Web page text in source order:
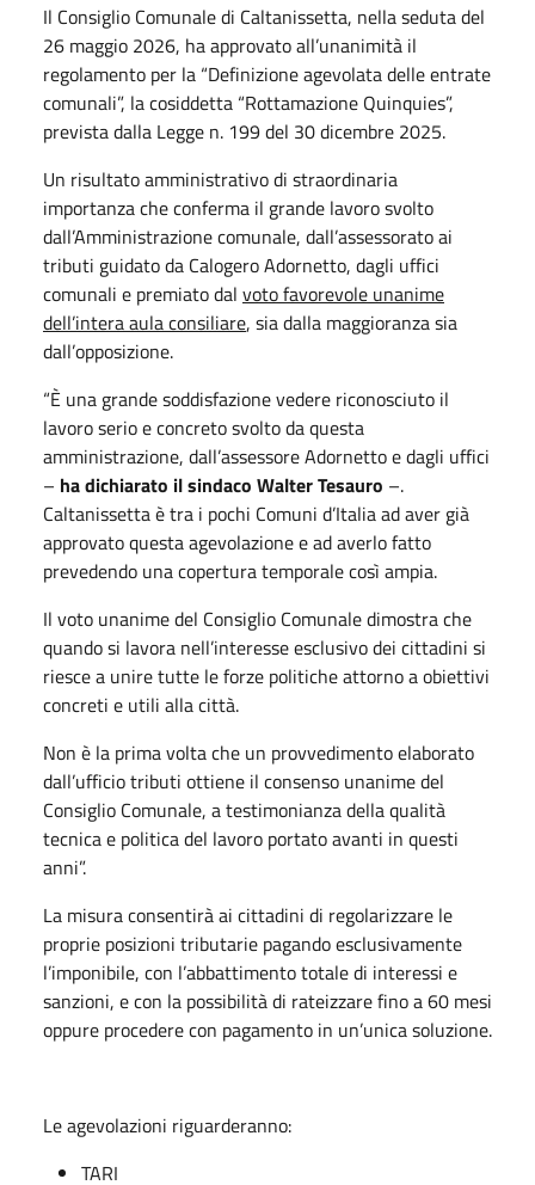
Il Consiglio Comunale di Caltanissetta, nella seduta del
26 maggio 2026, ha approvato all’unanimità il
regolamento per la “Definizione agevolata delle entrate
comunali”, la cosiddetta “Rottamazione Quinquies”,
prevista dalla Legge n. 199 del 30 dicembre 2025.
Un risultato amministrativo di straordinaria
importanza che conferma il grande lavoro svolto
dall’Amministrazione comunale, dall’assessorato ai
tributi guidato da Calogero Adornetto, dagli uffici
comunali e premiato dal voto favorevole unanime
dell’intera aula consiliare, sia dalla maggioranza sia
dall’opposizione.
“È una grande soddisfazione vedere riconosciuto il
lavoro serio e concreto svolto da questa
amministrazione, dall’assessore Adornetto e dagli uffici
– ha dichiarato il sindaco Walter Tesauro –.
Caltanissetta è tra i pochi Comuni d’Italia ad aver già
approvato questa agevolazione e ad averlo fatto
prevedendo una copertura temporale così ampia.
Il voto unanime del Consiglio Comunale dimostra che
quando si lavora nell’interesse esclusivo dei cittadini si
riesce a unire tutte le forze politiche attorno a obiettivi
concreti e utili alla città.
Non è la prima volta che un provvedimento elaborato
dall’ufficio tributi ottiene il consenso unanime del
Consiglio Comunale, a testimonianza della qualità
tecnica e politica del lavoro portato avanti in questi
anni”.
La misura consentirà ai cittadini di regolarizzare le
proprie posizioni tributarie pagando esclusivamente
l’imponibile, con l’abbattimento totale di interessi e
sanzioni, e con la possibilità di rateizzare fino a 60 mesi
oppure procedere con pagamento in un’unica soluzione.
Le agevolazioni riguarderanno:
TARI